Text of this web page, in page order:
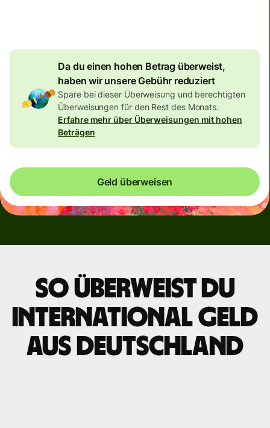
Da du einen hohen Betrag überweist,
haben wir unsere Gebühr reduziert
Spare bei dieser Überweisung und berechtigten
Überweisungen für den Rest des Monats.
Erfahre mehr über Überweisungen mit hohen
Beträgen
Geld überweisen
So überweist du
international Geld
aus Deutschland